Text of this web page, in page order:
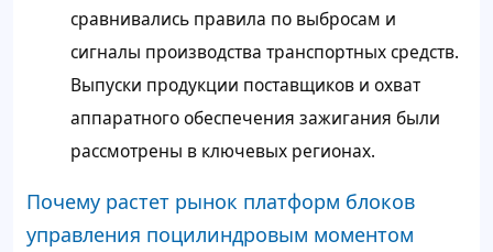
сравнивались правила по выбросам и
сигналы производства транспортных средств.
Выпуски продукции поставщиков и охват
аппаратного обеспечения зажигания были
рассмотрены в ключевых регионах.
Почему растет рынок платформ блоков
управления поцилиндровым моментом